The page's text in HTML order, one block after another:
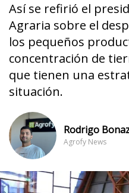
Así se refirió el
Agraria sobre el
los pequeños
concentración de
que tienen una
situación.
Rodrigo
Agrofy News